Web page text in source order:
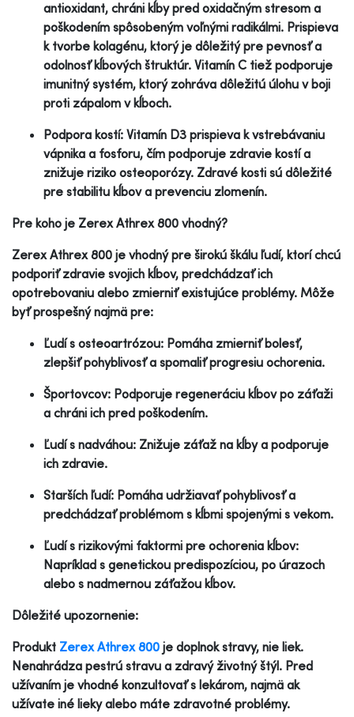
antioxidant, chráni kĺby pred oxidačným stresom a
poškodením spôsobeným voľnými radikálmi. Prispieva
k tvorbe kolagénu, ktorý je dôležitý pre pevnosť a
odolnosť kĺbových štruktúr. Vitamín C tiež podporuje
imunitný systém, ktorý zohráva dôležitú úlohu v boji
proti zápalom v kĺboch.
Podpora kostí: Vitamín D3 prispieva k vstrebávaniu
vápnika a fosforu, čím podporuje zdravie kostí a
znižuje riziko osteoporózy. Zdravé kosti sú dôležité
pre stabilitu kĺbov a prevenciu zlomenín.
Pre koho je Zerex Athrex 800 vhodný?
Zerex Athrex 800 je vhodný pre širokú škálu ľudí, ktorí chcú
podporiť zdravie svojich kĺbov, predchádzať ich
opotrebovaniu alebo zmierniť existujúce problémy. Môže
byť prospešný najmä pre:
Ľudí s osteoartrózou: Pomáha zmierniť bolesť,
zlepšiť pohyblivosť a spomaliť progresiu ochorenia.
Športovcov: Podporuje regeneráciu kĺbov po záťaži
a chráni ich pred poškodením.
Ľudí s nadváhou: Znižuje záťaž na kĺby a podporuje
ich zdravie.
Starších ľudí: Pomáha udržiavať pohyblivosť a
predchádzať problémom s kĺbmi spojenými s vekom.
Ľudí s rizikovými faktormi pre ochorenia kĺbov:
Napríklad s genetickou predispozíciou, po úrazoch
alebo s nadmernou záťažou kĺbov.
Dôležité upozornenie:
Produkt Zerex Athrex 800 je doplnok stravy, nie liek.
Nenahrádza pestrú stravu a zdravý životný štýl. Pred
užívaním je vhodné konzultovať s lekárom, najmä ak
užívate iné lieky alebo máte zdravotné problémy.